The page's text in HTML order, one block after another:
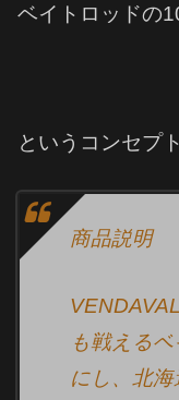
ベイトロッドの
というコンセプ
商品説明
も戦える
にし、北海